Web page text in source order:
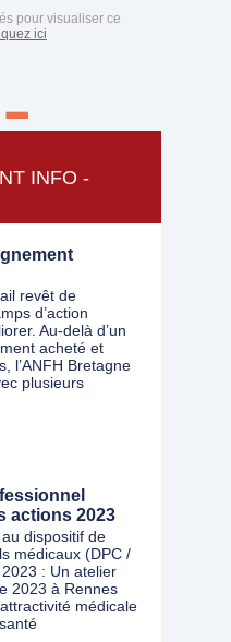
pour visualiser ce
ici
INFO -
revêt de
d’action
Au-delà d’un
acheté et
l’ANFH Bretagne
plusieurs
actions 2023
dispositif de
médicaux (DPC /
: Un atelier
2023 à Rennes
médicale